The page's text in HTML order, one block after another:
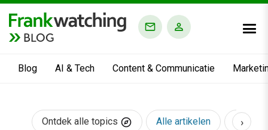
BLOG
Blog AI & Tech Content & Communicatie
Ontdek alle topics Alle artikelen AI &
›